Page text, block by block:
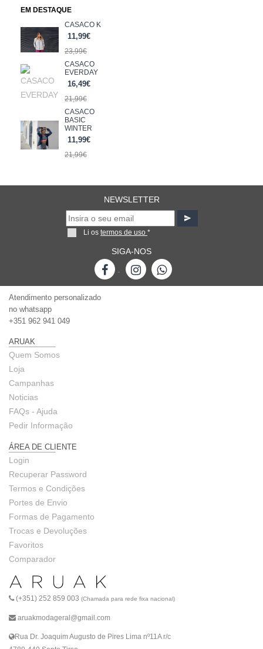
ROSA
ROSA BEBE
TAUPE
VERDE
VERDE AGUA
VERDE TROPA
Tamanho
M
XL
XXL
EM DESTAQUE
CASACO K
11,99€
23,99€
CASACO
EVERDAY
16,49€
21,99€
CASACO
BASIC
WINTER
11,99€
21,99€
NEWSLETTER
Li os termos de uso *
SIGA-NOS
-
Atendimento personalizado
no whatsapp
+351 962 941 049
ARUAK
Quem Somos
Loja
Campanhas
Noticias
FAQs - Ajuda
Pedir Informação
ÁREA DE CLIENTE
Login
Recuperar Password
Termos e Condições
Portes de Envio
Formas de Pagamento
Trocas e Devoluções
Favoritos
Comparador
(+351) 252 859 003 (Chamada para rede fixa nacional)
aruakmodageral@gmail.com
Rua Dr. Joaquim Augusto de Pires Lima nº11A r/c